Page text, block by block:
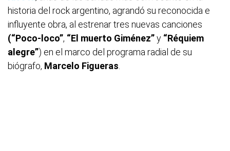
historia del rock argentino, agrandó su reconocida e
influyente obra, al estrenar tres nuevas canciones
(“Poco-loco”, “El muerto Giménez”y “Réquiem
alegre”) en el marco del programa radial de su
biógrafo, Marcelo Figueras